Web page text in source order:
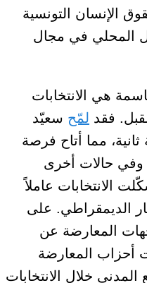
الإنسان التونسية
المحلي في مجال
هي
الانتخابات
. فقد لمّح سعيّد
ثانية، مما أتاح فرصة
حالات أخرى
الانتخابات عاملاً
الديمقراطي. على
المعارضة عن
أحزاب المعارضة
المدني خلال
الانتخابات